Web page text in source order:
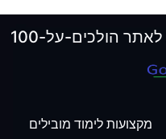
מקצועות לימוד מובילים